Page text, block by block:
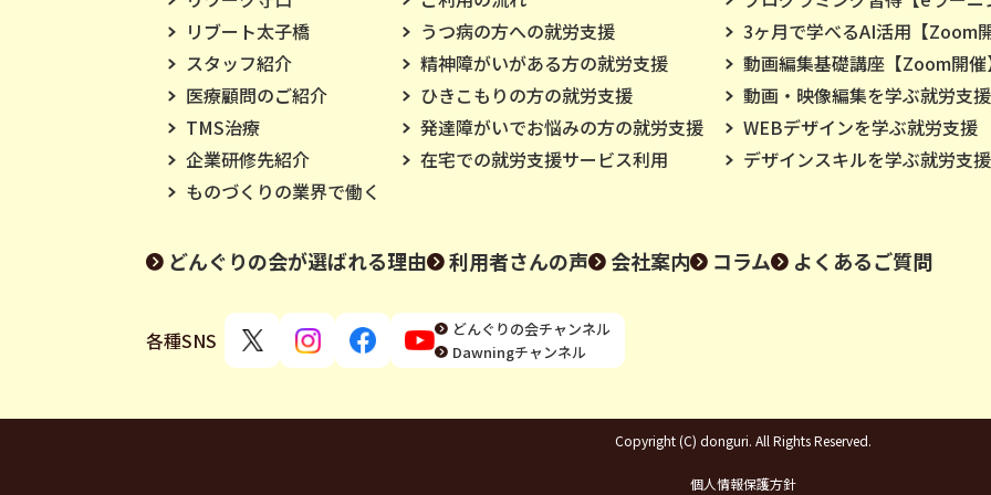
リブート太子橋
スタッフ紹介
医療顧問のご紹介
TMS治療
企業研修先紹介
ものづくりの業界で働く
うつ病の方への就労支援
精神障がいがある方の就労支援
ひきこもりの方の就労支援
発達障がいでお悩みの方の就労支援
在宅での就労支援サービス利用
3ヶ月で学べるAI活用【Zoom開
動画編集基礎講座【Zoom開催
動画・映像編集を学ぶ就労支援
WEBデザインを学ぶ就労支援
デザインスキルを学ぶ就労支援
どんぐりの会が選ばれる理由 利用者さんの声 会社案内 コラム よくあるご質問
各種SNS
どんぐりの会チャンネル
Dawningチャンネル
Copyright (C) donguri. All Rights Reserved.
個人情報保護方針